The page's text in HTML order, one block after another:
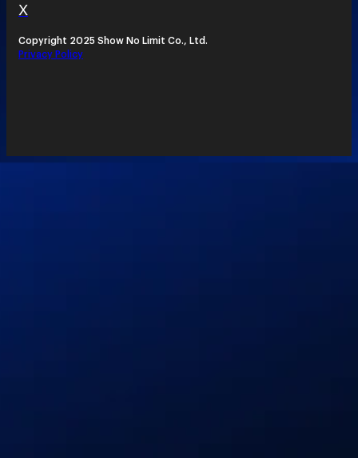
X
Copyright 2025 Show No Limit Co., Ltd.
Privacy Policy